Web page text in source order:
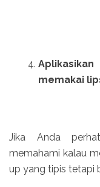
memakai
Jika Anda
memahami kalau
up yang tipis tetapi